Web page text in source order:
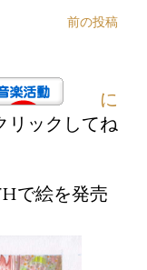
前の投稿
に
リックしてね
で絵を発売